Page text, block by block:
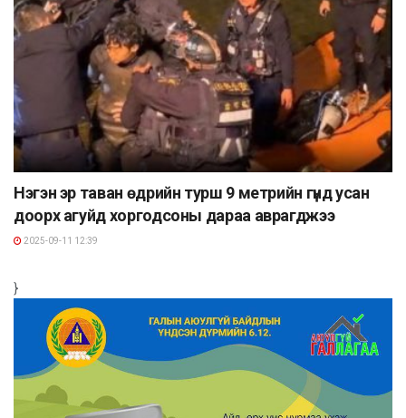
Нэгэн эр таван өдрийн турш 9 метрийн гүнд усан
доорх агуйд хоргодсоны дараа аврагджээ
2025-09-11 12:39
}